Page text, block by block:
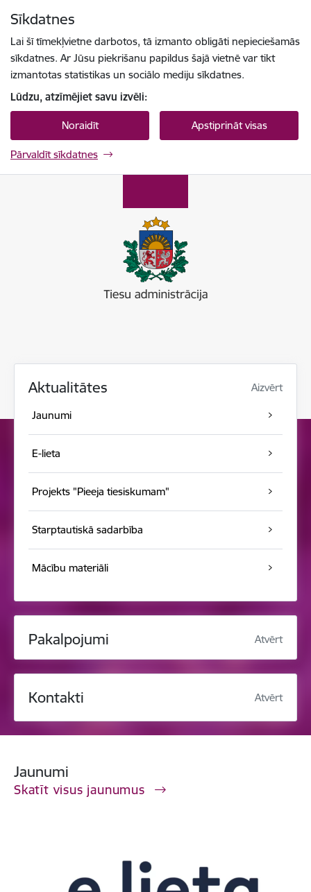
Sīkdatnes
Lai šī tīmekļvietne darbotos, tā izmanto obligāti nepieciešamās
sīkdatnes. Ar Jūsu piekrišanu papildus šajā vietnē var tikt
izmantotas statistikas un sociālo mediju sīkdatnes.
Lūdzu, atzīmējiet savu izvēli:
Noraidīt Apstiprināt visas
Pārvaldīt sīkdatnes
Aktualitātes Aizvērt
Jaunumi
E-lieta
Projekts "Pieeja tiesiskumam"
Starptautiskā sadarbība
Mācību materiāli
Pakalpojumi Atvērt
Kontakti Atvērt
Jaunumi
Skatīt visus jaunumus